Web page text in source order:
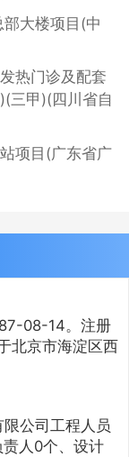
大楼项目(中
热门诊及配套
三甲)(四川省自
项目(广东省广
08-14。注册
北京市海淀区西
公司工程人员
人0个、设计